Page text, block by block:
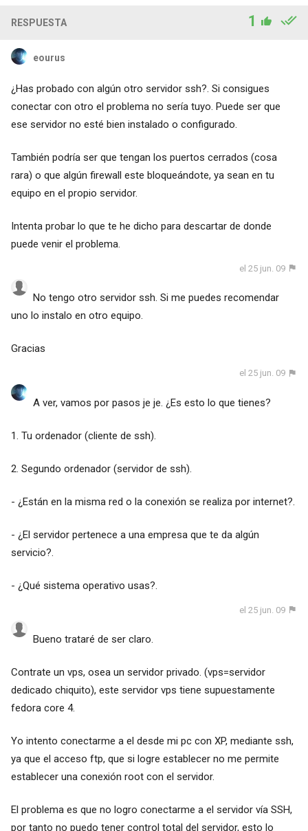
RESPUESTA 1
eourus
¿Has probado con algún otro servidor ssh?. Si consigues
conectar con otro el problema no sería tuyo. Puede ser que
ese servidor no esté bien instalado o configurado.
También podría ser que tengan los puertos cerrados (cosa
rara) o que algún firewall este bloqueándote, ya sean en tu
equipo en el propio servidor.
Intenta probar lo que te he dicho para descartar de donde
puede venir el problema.
el 25 jun. 09
No tengo otro servidor ssh. Si me puedes recomendar
uno lo instalo en otro equipo.
Gracias
el 25 jun. 09
A ver, vamos por pasos je je. ¿Es esto lo que tienes?
1. Tu ordenador (cliente de ssh).
2. Segundo ordenador (servidor de ssh).
- ¿Están en la misma red o la conexión se realiza por internet?.
- ¿El servidor pertenece a una empresa que te da algún
servicio?.
- ¿Qué sistema operativo usas?.
el 25 jun. 09
Bueno trataré de ser claro.
Contrate un vps, osea un servidor privado. (vps=servidor
dedicado chiquito), este servidor vps tiene supuestamente
fedora core 4.
Yo intento conectarme a el desde mi pc con XP, mediante ssh,
ya que el acceso ftp, que si logre establecer no me permite
establecer una conexión root con el servidor.
El problema es que no logro conectarme a el servidor vía SSH,
por tanto no puedo tener control total del servidor, esto lo